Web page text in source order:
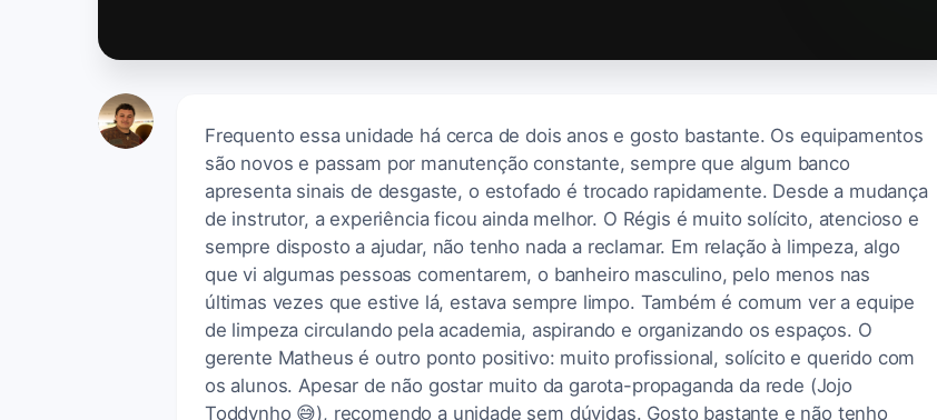
Frequento essa unidade há cerca de dois anos e gosto bastante. Os equipamentos
são novos e passam por manutenção constante, sempre que algum banco
apresenta sinais de desgaste, o estofado é trocado rapidamente. Desde a mudança
de instrutor, a experiência ficou ainda melhor. O Régis é muito solícito, atencioso e
sempre disposto a ajudar, não tenho nada a reclamar. Em relação à limpeza, algo
que vi algumas pessoas comentarem, o banheiro masculino, pelo menos nas
últimas vezes que estive lá, estava sempre limpo. Também é comum ver a equipe
de limpeza circulando pela academia, aspirando e organizando os espaços. O
gerente Matheus é outro ponto positivo: muito profissional, solícito e querido com
os alunos. Apesar de não gostar muito da garota-propaganda da rede (Jojo
Toddynho 😅), recomendo a unidade sem dúvidas. Gosto bastante e não tenho